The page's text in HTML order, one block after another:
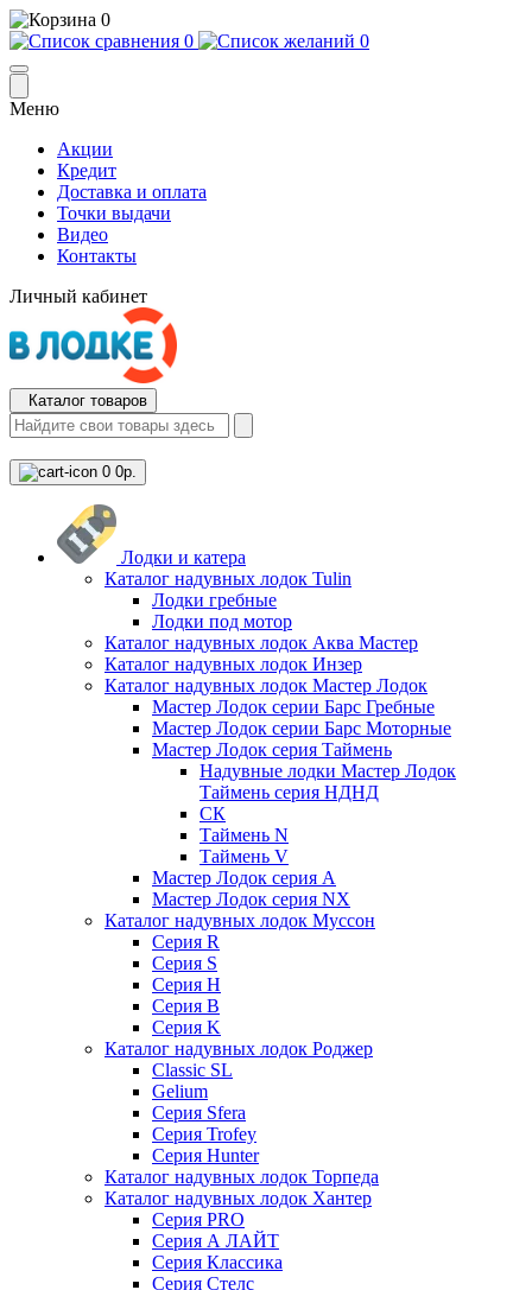
0
0
0
Меню
Акции
Кредит
Доставка и оплата
Точки выдачи
Видео
Контакты
Личный кабинет
Каталог товаров
0 0р.
Лодки и катера
Каталог надувных лодок Tulin
Лодки гребные
Лодки под мотор
Каталог надувных лодок Аква Мастер
Каталог надувных лодок Инзер
Каталог надувных лодок Мастер Лодок
Мастер Лодок серии Барс Гребные
Мастер Лодок серии Барс Моторные
Мастер Лодок серия Таймень
Надувные лодки Мастер Лодок
Таймень серия НДНД
СК
Таймень N
Таймень V
Мастер Лодок серия А
Мастер Лодок серия NX
Каталог надувных лодок Муссон
Серия R
Серия S
Серия H
Серия B
Серия K
Каталог надувных лодок Роджер
Classic SL
Gelium
Серия Sfera
Серия Trofey
Серия Hunter
Каталог надувных лодок Торпеда
Каталог надувных лодок Хантер
Серия PRO
Серия А ЛАЙТ
Серия Классика
Серия Стелс